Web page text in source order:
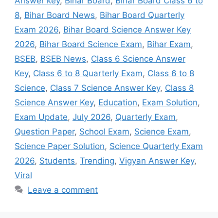
8, Bihar Board News, Bihar Board Quarterly
Exam 2026, Bihar Board Science Answer Key
2026, Bihar Board Science Exam, Bihar Exam,
BSEB, BSEB News, Class 6 Science Answer
Key, Class 6 to 8 Quarterly Exam, Class 6 to 8
Science, Class 7 Science Answer Key, Class 8
Science Answer Key, Education, Exam Solution,
Exam Update, July 2026, Quarterly Exam,
Question Paper, School Exam, Science Exam,
Science Paper Solution, Science Quarterly Exam
2026, Students, Trending, Vigyan Answer Key,
Viral
Leave a comment